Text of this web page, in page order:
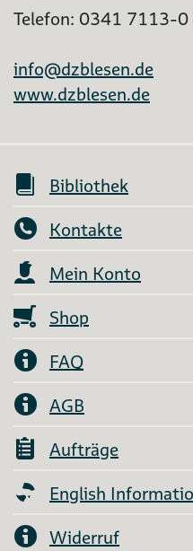
Telefon: 0341 7113-0
info@dzblesen.de
www.dzblesen.de
Bibliothek
Kontakte
Mein Konto
Shop
FAQ
AGB
Aufträge
English
Widerruf